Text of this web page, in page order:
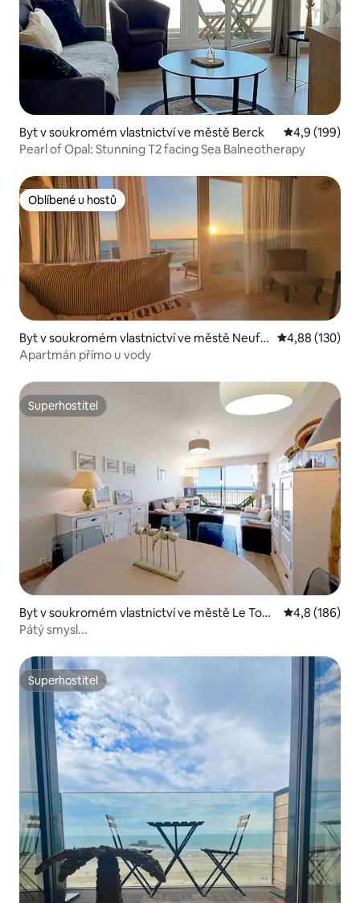
Byt v soukromém vlastnictví ve městě Berck Průměrné
4,9 (199)
Pearl of Opal: Stunning T2 facing Sea Balneotherapy
Oblíbené u hostů
Oblíbené u hostů
Byt v soukromém vlastnictví ve městě Neufc
hâtel-Hardelot
Průměrné
4,88 (130)
Apartmán přímo u vody
Superhostitel
Superhostitel
Byt v soukromém vlastnictví ve městě Le Touq
uet
Průměrné
4,8 (186)
Pátý smysl...
Superhostitel
Superhostitel